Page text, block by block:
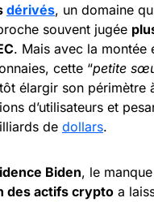
dérivés, un domaine
souvent jugée
. Mais avec la montée
cette “petite
élargir son périmètre
d’utilisateurs et
de dollars.
Biden, le
des actifs crypto a